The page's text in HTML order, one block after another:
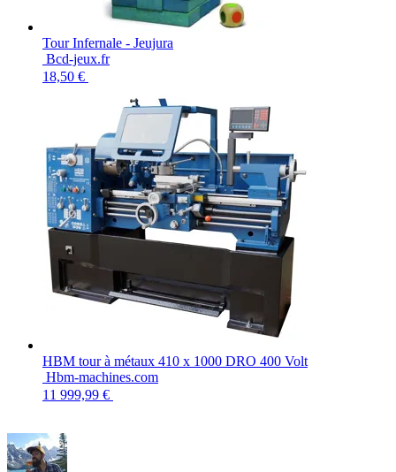
Tour Infernale - Jeujura
Bcd-jeux.fr
18,50 €
HBM tour à métaux 410 x 1000 DRO 400 Volt
Hbm-machines.com
11 999,99 €